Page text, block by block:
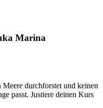
Marina
durchforstet und keinen
passt. Justiere deinen Kurs